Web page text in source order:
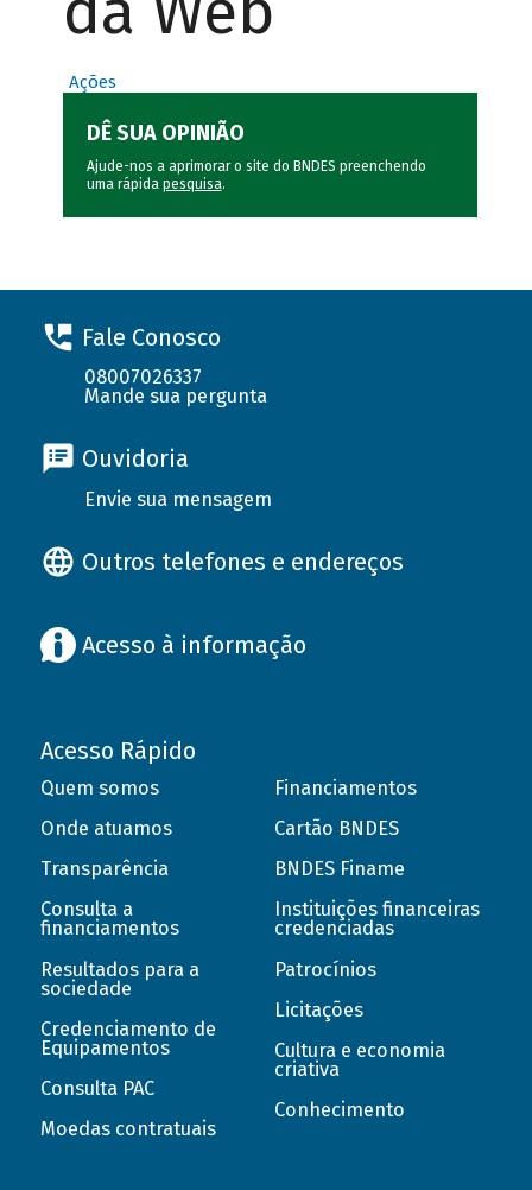
Ações
DÊ SUA OPINIÃO
Ajude-nos a aprimorar o site do BNDES preenchendo
uma rápida pesquisa.
Fale Conosco
08007026337
Mande sua pergunta
Ouvidoria
Envie sua mensagem
Outros telefones e endereços
Acesso à informação
Acesso Rápido
Quem somos
Onde atuamos
Transparência
Consulta a
financiamentos
Resultados para a
sociedade
Credenciamento de
Equipamentos
Consulta PAC
Moedas contratuais
Financiamentos
Cartão BNDES
BNDES Finame
Instituições financeiras
credenciadas
Patrocínios
Licitações
Cultura e economia
criativa
Conhecimento